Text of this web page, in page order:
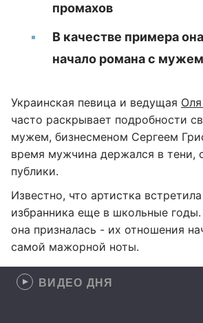
промахов
В качестве примера
начало романа с мужем
Украинская певица и ведущая
часто раскрывает подробности
мужем, бизнесменом Сергеем
время мужчина держался в тени,
публики.
Известно, что артистка
избранника еще в школьные
она призналась - их отношения
самой мажорной ноты.
ВИДЕО ДНЯ